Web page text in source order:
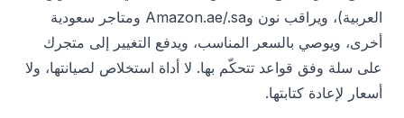
العربية)، ويراقب نون وAmazon.ae/.sa ومتاجر سعودية
أخرى، ويوصي بالسعر المناسب، ويدفع التغيير إلى متجرك
على سلة وفق قواعد تتحكّم بها. لا أداة استخلاص لصيانتها، ولا
أسعار لإعادة كتابتها.